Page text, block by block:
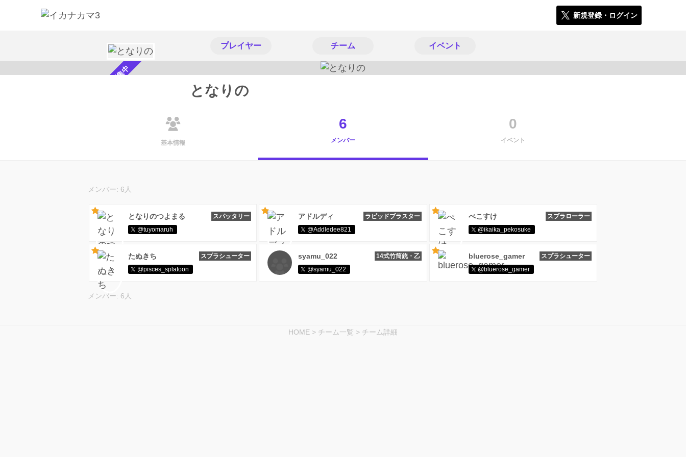
新規登録・ログイン
プレイヤー チーム イベント
メンバー募集中 となりの
基本情報
6
メンバー
0
イベント
メンバー: 6人
となりのつよまる
スパッタリー
@tuyomaruh
アドルディ
ラピッドブラスター
@Addledee821
ぺこすけ
スプラローラー
@ikaika_pekosuke
たぬきち
スプラシューター
@pisces_splatoon
syamu_022
14式竹筒銃・乙
@syamu_022
bluerose_gamer
スプラシューター
@bluerose_gamer
メンバー: 6人
HOME > チーム一覧 > チーム詳細